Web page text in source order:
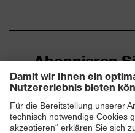
Abonnieren
ZUM NEWSLETTER